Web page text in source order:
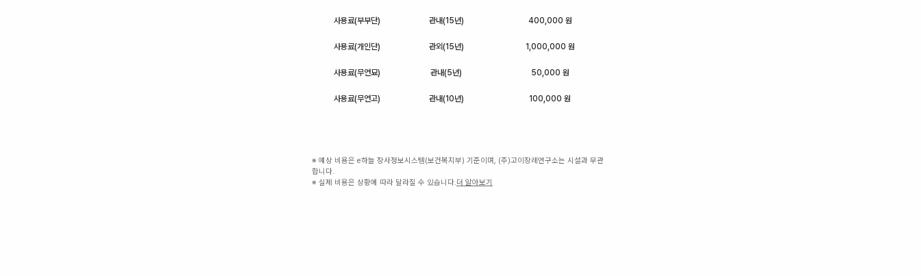
사용료(부부단) 관내(15년) 400,000 원
사용료(개인단) 관외(15년) 1,000,000 원
사용료(무연묘) 관내(5년) 50,000 원
사용료(무연고) 관내(10년) 100,000 원
※ 예상 비용은 e하늘 장사정보시스템(보건복지부) 기준이며, (주)고이장례연구소는 시설과 무관
합니다.
※ 실제 비용은 상황에 따라 달라질 수 있습니다.더 알아보기